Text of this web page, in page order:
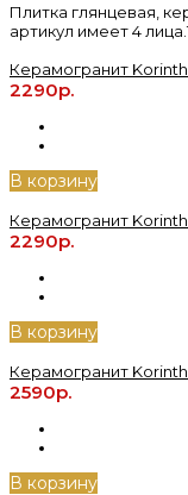
Плитка глянцевая,
артикул имеет 4
Керамогранит
2290р.
В корзину
Керамогранит
2290р.
В корзину
Керамогранит
2590р.
В корзину